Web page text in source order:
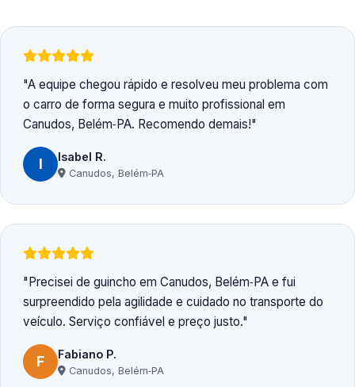
A equipe chegou rápido e resolveu meu problema com
o carro de forma segura e muito profissional em
Canudos, Belém‑PA. Recomendo demais!
I Isabel R.
Canudos, Belém‑PA
Precisei de guincho em Canudos, Belém‑PA e fui
surpreendido pela agilidade e cuidado no transporte do
veículo. Serviço confiável e preço justo.
F Fabiano P.
Canudos, Belém‑PA